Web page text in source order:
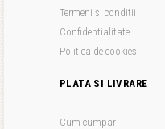
Termeni si conditii
Confidentialitate
Politica de cookies
PLATA SI LIVRARE
Cum cumpar